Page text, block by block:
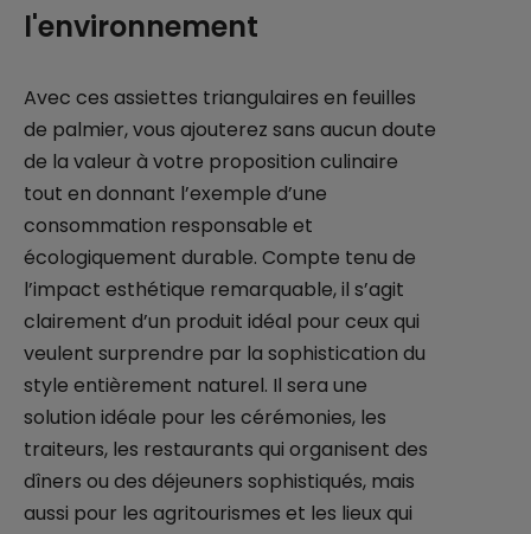
l'environnement
Avec ces assiettes triangulaires en feuilles
de palmier, vous ajouterez sans aucun doute
de la valeur à votre proposition culinaire
tout en donnant l’exemple d’une
consommation responsable et
écologiquement durable. Compte tenu de
l’impact esthétique remarquable, il s’agit
clairement d’un produit idéal pour ceux qui
veulent surprendre par la sophistication du
style entièrement naturel. Il sera une
solution idéale pour les cérémonies, les
traiteurs, les restaurants qui organisent des
dîners ou des déjeuners sophistiqués, mais
aussi pour les agritourismes et les lieux qui